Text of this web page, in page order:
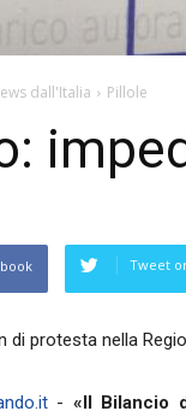
dall'Italia Pillole
Tweet
di protesta nella
- «Il Bilancio